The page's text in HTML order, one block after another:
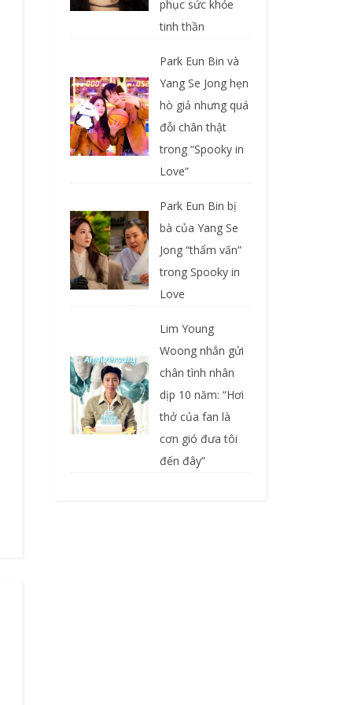
phục sức khỏe
tinh thần
Park Eun Bin và
Yang Se Jong hẹn
hò giả nhưng quá
đỗi chân thật
trong “Spooky in
Love”
Park Eun Bin bị
bà của Yang Se
Jong “thẩm vấn”
trong Spooky in
Love
Lim Young
Woong nhắn gửi
chân tình nhân
dịp 10 năm: “Hơi
thở của fan là
cơn gió đưa tôi
đến đây”